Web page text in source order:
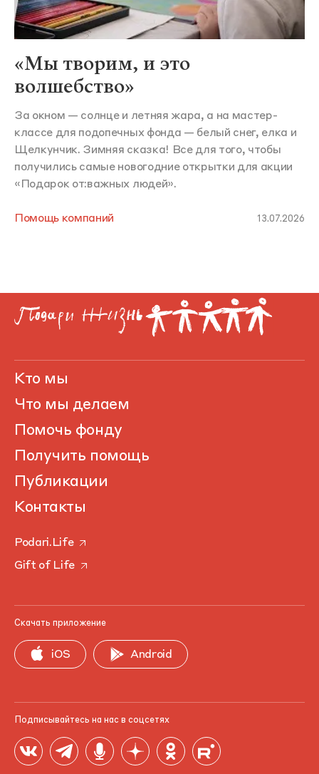
«Мы творим, и это
волшебство»
За окном — солнце и летняя жара, а на мастер-
классе для подопечных фонда — белый снег, елка и
Щелкунчик. Зимняя сказка! Все для того, чтобы
получились самые новогодние открытки для акции
«Подарок от:важных людей».
Помощь компаний 13.07.2026
Кто мы
Что мы делаем
Помочь фонду
Получить помощь
Публикации
Контакты
Podari.Life
Gift of Life
Скачать приложение
iOS Android
Подписывайтесь на нас в соцсетях